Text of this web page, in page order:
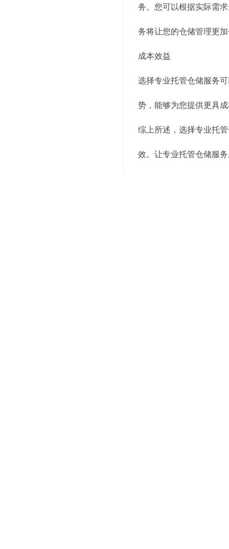
务。您可以根据实际需
务将让您的仓储管理更
成本效益
选择专业托管仓储服务
势，能够为您提供更具
综上所述，选择专业托
效。让专业托管仓储服